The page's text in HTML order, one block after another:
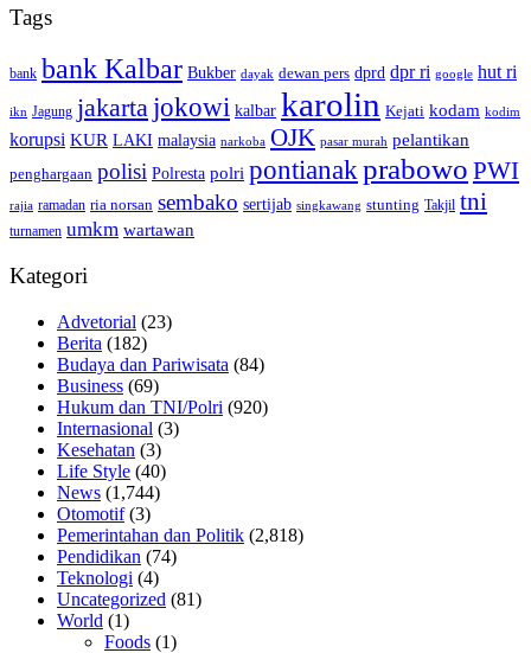
Tags
bank bank Kalbar Bukber dayak dewan pers dprd dpr ri google hut ri
ikn Jagung jakarta jokowi kalbar karolin Kejati kodam kodim
korupsi KUR LAKI malaysia narkoba OJK pasar murah pelantikan
penghargaan polisi Polresta polri pontianak prabowo PWI
rajia ramadan ria norsan sembako sertijab singkawang stunting Takjil tni
turnamen umkm wartawan
Kategori
Advetorial (23)
Berita (182)
Budaya dan Pariwisata (84)
Business (69)
Hukum dan TNI/Polri (920)
Internasional (3)
Kesehatan (3)
Life Style (40)
News (1,744)
Otomotif(3)
Pemerintahan dan Politik (2,818)
Pendidikan (74)
Teknologi (4)
Uncategorized (81)
World (1)
Foods (1)